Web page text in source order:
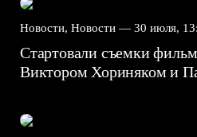
Новости, Новости — 30 июля,
Стартовали съемки
Виктором Хориняком и